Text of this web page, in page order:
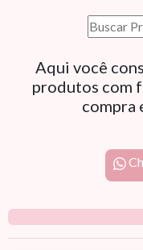
Aqui você
produtos com
compra